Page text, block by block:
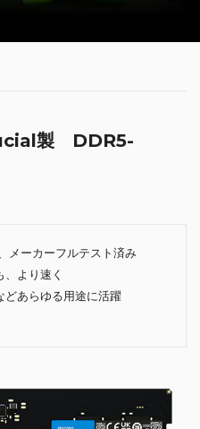
製 DDR5-
メーカーフルテスト済み
より速く
どあらゆる用途に活躍